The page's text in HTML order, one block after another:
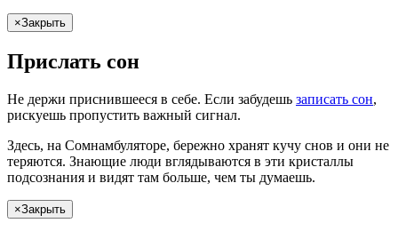
×Закрыть
Прислать сон
Не держи приснившееся в себе. Если забудешь записать сон,
рискуешь пропустить важный сигнал.
Здесь, на Сомнамбуляторе, бережно хранят кучу снов и они не
теряются. Знающие люди вглядываются в эти кристаллы
подсознания и видят там больше, чем ты думаешь.
×Закрыть